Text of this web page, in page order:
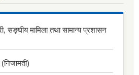
सङ्घीय मामिला तथा सामान्य प्रशासन
(निजामती)